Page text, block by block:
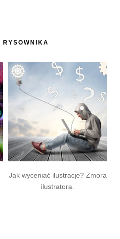
RYSOWNIKA
Jak wyceniać ilustracje? Zmora
ilustratora.